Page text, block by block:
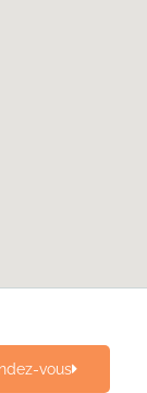
vous